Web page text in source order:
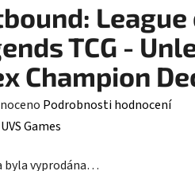
League
TCG -
Champion
Podrobnosti hodnocení
UVS Games
byla vyprodána…